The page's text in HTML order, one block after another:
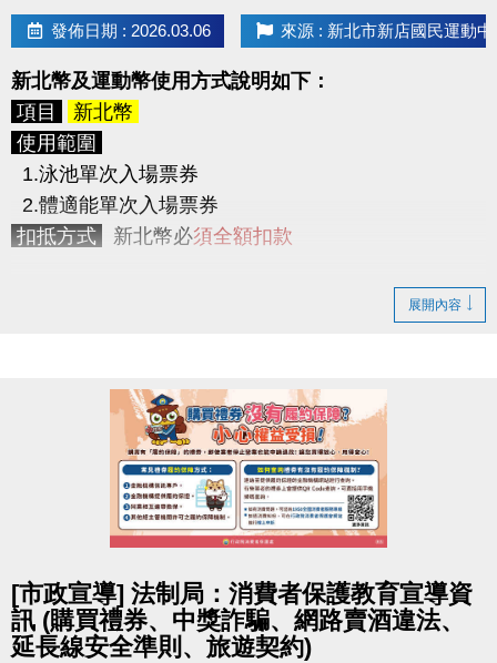
> 使用期限為5/8(五) ~ 6/11(四)，共35天，於使用
期間內可不限次數不限時間進出3F體適能中心。
2. 身體組成分析檢測2次(原價200元/次，2次共400元。)
> 初測及尾測2次，並提供測量報告。
3. LP SUPPORT 肌力訓練帶1條
競賽檢測
請參賽者於下列時間內至3F櫃台報到測量
依初測及尾測的體脂率做比較，以體指率下降百分比
男、女子組各取前3名，男女綜合排名取總冠軍1名。
競賽排名及獎項如下： ( 量測時須穿著輕便衣物，
並配合教練指示。)
分組排名
發佈日期 : 2026.03.06 來源 : 新北市新店國民運動中
新北幣及運動幣使用方式說明如下：
項目
新北幣
使用範圍
1.泳池單次入場票券
2.體適能單次入場票券
扣抵方式 新北幣必須全額扣款
2.體適能單次入場票券
3.現場場地及球具租借
5.身體組成分析檢測(TANITA系統)
限本人使用，請於1小時內進行抵用
期限及隔日無效，請重新領券。
2.欲抵用時，請向合作店家出示此QR-Code，並提供
簡訊驗證碼予店員進行驗證，完成消費抵用後，無法
展開內容
[市政宣導] 法制局：消費者保護教育宣導資
訊 (購買禮券、中獎詐騙、網路賣酒違法、
延長線安全準則、旅遊契約)